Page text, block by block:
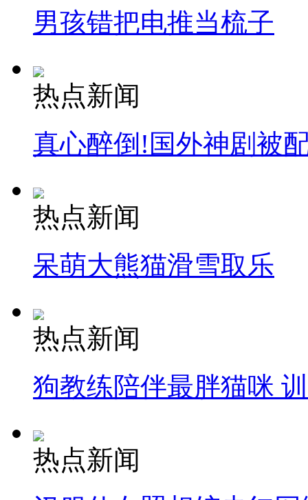
男孩错把电推当梳子
热点新闻
真心醉倒!国外神剧被
热点新闻
呆萌大熊猫滑雪取乐
热点新闻
狗教练陪伴最胖猫咪
热点新闻